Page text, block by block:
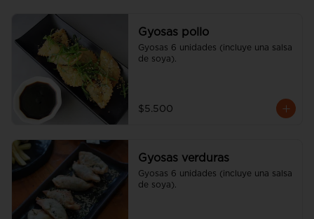
Gyosas pollo
Gyosas 6 unidades (incluye una salsa
de soya).
$5.500
Gyosas verduras
Gyosas 6 unidades (incluye una salsa
de soya).